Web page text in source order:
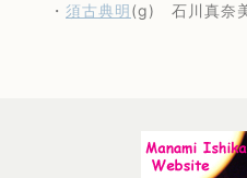
・ 須古典明(g) 石川真奈